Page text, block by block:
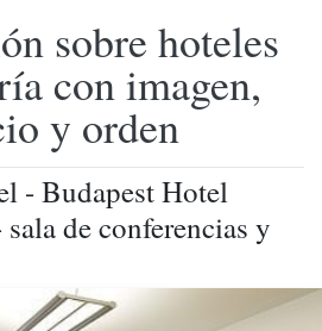
sobre hoteles
con imagen,
y orden
- Budapest Hotel
de conferencias y